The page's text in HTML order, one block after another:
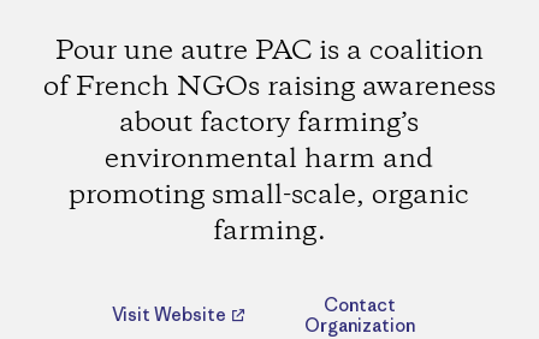
Pour une autre PAC is a coalition
of French NGOs raising awareness
about factory farming’s
environmental harm and
promoting small-scale, organic
farming.
Visit Website
Contact
Organization